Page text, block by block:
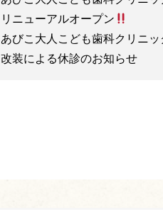
リニューアルオープン
あびこ大人こども歯科クリニ
改装による休診のお知らせ